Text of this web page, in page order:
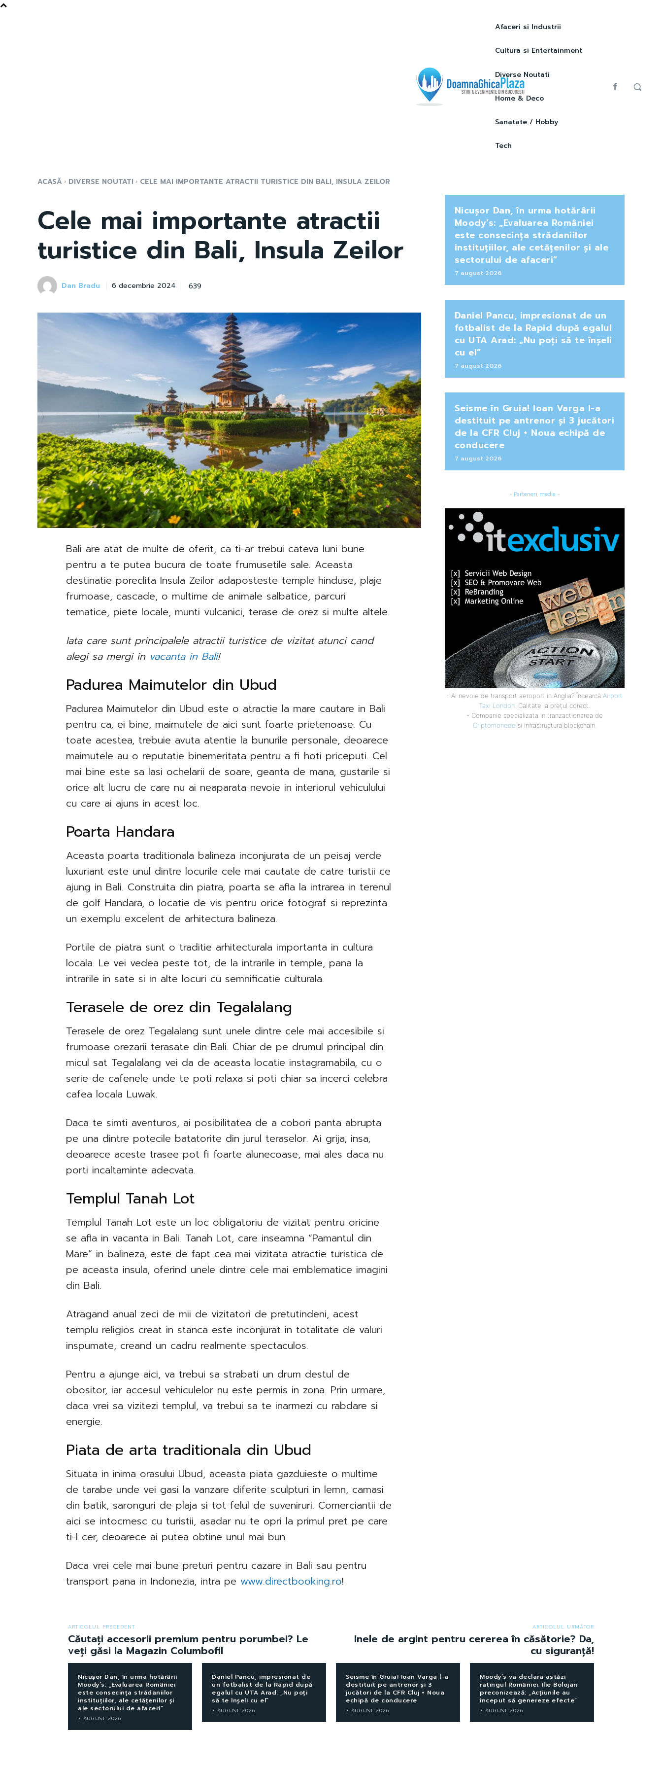
Afaceri si Industrii
Cultura si Entertainment
Diverse Noutati
Home & Deco
Sanatate / Hobby
Tech
ACASĂ DIVERSE NOUTATI CELE MAI IMPORTANTE ATRACTII TURISTICE DIN BALI, INSULA ZEILOR
Cele mai importante atractii
turistice din Bali, Insula Zeilor
Dan Bradu 6 decembrie 2024 639
Bali are atat de multe de oferit, ca ti-ar trebui cateva luni bune
pentru a te putea bucura de toate frumusetile sale. Aceasta
destinatie poreclita Insula Zeilor adaposteste temple hinduse, plaje
frumoase, cascade, o multime de animale salbatice, parcuri
tematice, piete locale, munti vulcanici, terase de orez si multe altele.
Iata care sunt principalele atractii turistice de vizitat atunci cand
alegi sa mergi in vacanta in Bali!
​Padurea Maimutelor din Ubud
Padurea Maimutelor din Ubud este o atractie la mare cautare in Bali
pentru ca, ei bine, maimutele de aici sunt foarte prietenoase. Cu
toate acestea, trebuie avuta atentie la bunurile personale, deoarece
maimutele au o reputatie binemeritata pentru a fi hoti priceputi. Cel
mai bine este sa lasi ochelarii de soare, geanta de mana, gustarile si
orice alt lucru de care nu ai neaparata nevoie in interiorul vehiculului
cu care ai ajuns in acest loc.
​Poarta Handara
Aceasta poarta traditionala balineza inconjurata de un peisaj verde
luxuriant este unul dintre locurile cele mai cautate de catre turistii ce
ajung in Bali. Construita din piatra, poarta se afla la intrarea in terenul
de golf Handara, o locatie de vis pentru orice fotograf si reprezinta
un exemplu excelent de arhitectura balineza.
Portile de piatra sunt o traditie arhitecturala importanta in cultura
locala. Le vei vedea peste tot, de la intrarile in temple, pana la
intrarile in sate si in alte locuri cu semnificatie culturala.
​Terasele de orez din Tegalalang
Terasele de orez Tegalalang sunt unele dintre cele mai accesibile si
frumoase orezarii terasate din Bali. Chiar de pe drumul principal din
micul sat Tegalalang vei da de aceasta locatie instagramabila, cu o
serie de cafenele unde te poti relaxa si poti chiar sa incerci celebra
cafea locala Luwak.
Daca te simti aventuros, ai posibilitatea de a cobori panta abrupta
pe una dintre potecile batatorite din jurul teraselor. Ai grija, insa,
deoarece aceste trasee pot fi foarte alunecoase, mai ales daca nu
porti incaltaminte adecvata.
​Templul Tanah Lot
Templul Tanah Lot este un loc obligatoriu de vizitat pentru oricine
se afla in vacanta in Bali. Tanah Lot, care inseamna “Pamantul din
Mare” in balineza, este de fapt cea mai vizitata atractie turistica de
pe aceasta insula, oferind unele dintre cele mai emblematice imagini
din Bali.
Atragand anual zeci de mii de vizitatori de pretutindeni, acest
templu religios creat in stanca este inconjurat in totalitate de valuri
inspumate, creand un cadru realmente spectaculos.
Pentru a ajunge aici, va trebui sa strabati un drum destul de
obositor, iar accesul vehiculelor nu este permis in zona. Prin urmare,
daca vrei sa vizitezi templul, va trebui sa te inarmezi cu rabdare si
energie.
​Piata de arta traditionala din Ubud
Situata in inima orasului Ubud, aceasta piata gazduieste o multime
de tarabe unde vei gasi la vanzare diferite sculpturi in lemn, camasi
din batik, saronguri de plaja si tot felul de suveniruri. Comerciantii de
aici se intocmesc cu turistii, asadar nu te opri la primul pret pe care
ti-l cer, deoarece ai putea obtine unul mai bun.
Daca vrei cele mai bune preturi pentru cazare in Bali sau pentru
transport pana in Indonezia, intra pe www.directbooking.ro!
Nicușor Dan, în urma hotărârii
Moody’s: „Evaluarea României
este consecința strădaniilor
instituțiilor, ale cetățenilor și ale
sectorului de afaceri”
7 august 2026
Daniel Pancu, impresionat de un
fotbalist de la Rapid după egalul
cu UTA Arad: „Nu poți să te înșeli
cu el”
7 august 2026
Seisme în Gruia! Ioan Varga l-a
destituit pe antrenor și 3 jucători
de la CFR Cluj + Noua echipă de
conducere
7 august 2026
- Parteneri media -
- Ai nevoie de transport aeroport in Anglia? Încearcă Airport
Taxi London . Calitate la prețul corect.
- Companie specializata in tranzactionarea de
Criptomonede si infrastructura blockchain.
ARTICOLUL PRECEDENT
Căutați accesorii premium pentru porumbei? Le
veți găsi la Magazin Columbofil
ARTICOLUL URMĂTOR
Inele de argint pentru cererea în căsătorie? Da,
cu siguranță!
Nicușor Dan, în urma hotărârii
Moody’s: „Evaluarea României
este consecința strădaniilor
instituțiilor, ale cetățenilor și
ale sectorului de afaceri”
7 AUGUST 2026
Daniel Pancu, impresionat de
un fotbalist de la Rapid după
egalul cu UTA Arad: „Nu poți
să te înșeli cu el”
7 AUGUST 2026
Seisme în Gruia! Ioan Varga l-a
destituit pe antrenor și 3
jucători de la CFR Cluj + Noua
echipă de conducere
7 AUGUST 2026
Moody’s va declara astăzi
ratingul României. Ilie Bolojan
preconizează: „Acțiunile au
început să genereze efecte”
7 AUGUST 2026